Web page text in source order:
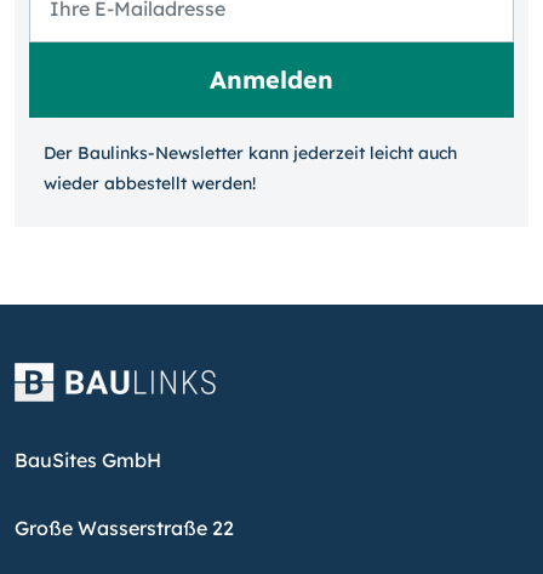
Der Baulinks-Newsletter kann jeder­zeit leicht auch
wieder ab­bestellt werden!
BauSites GmbH
Große Wasserstraße 22